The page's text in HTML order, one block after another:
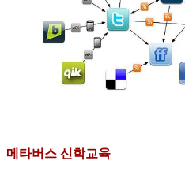
메타버스 신학교육